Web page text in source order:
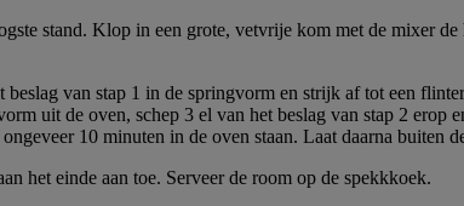
stand. Klop in een grote, vetvrije kom met de mixer
van stap 1 in de springvorm en strijk af tot een
uit de oven, schep 3 el van het beslag van stap 2
10 minuten in de oven staan. Laat daarna buiten
het einde aan toe. Serveer de room op de spekkkoek.